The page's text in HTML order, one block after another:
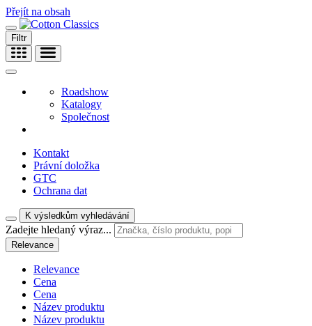
Přejít na obsah
Filtr
Roadshow
Katalogy
Společnost
Kontakt
Právní doložka
GTC
Ochrana dat
K výsledkům vyhledávání
Zadejte hledaný výraz...
Relevance
Relevance
Cena
Cena
Název produktu
Název produktu